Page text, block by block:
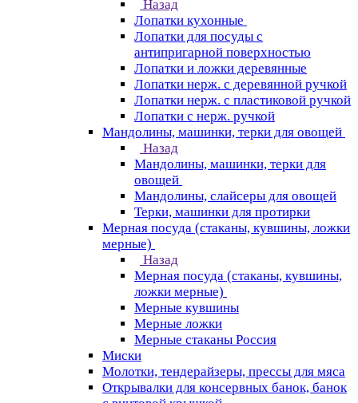
Назад
Лопатки кухонные
Лопатки для посуды с
антипригарной поверхностью
Лопатки и ложки деревянные
Лопатки нерж. с деревянной ручкой
Лопатки нерж. с пластиковой ручкой
Лопатки с нерж. ручкой
Мандолины, машинки, терки для овощей
Назад
Мандолины, машинки, терки для
овощей
Мандолины, слайсеры для овощей
Терки, машинки для протирки
Мерная посуда (стаканы, кувшины, ложки
мерные)
Назад
Мерная посуда (стаканы, кувшины,
ложки мерные)
Мерные кувшины
Мерные ложки
Мерные стаканы Россия
Миски
Молотки, тендерайзеры, прессы для мяса
Открывалки для консервных банок, банок